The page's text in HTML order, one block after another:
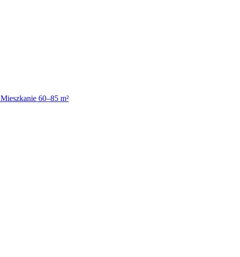
Mieszkanie 60–85 m²